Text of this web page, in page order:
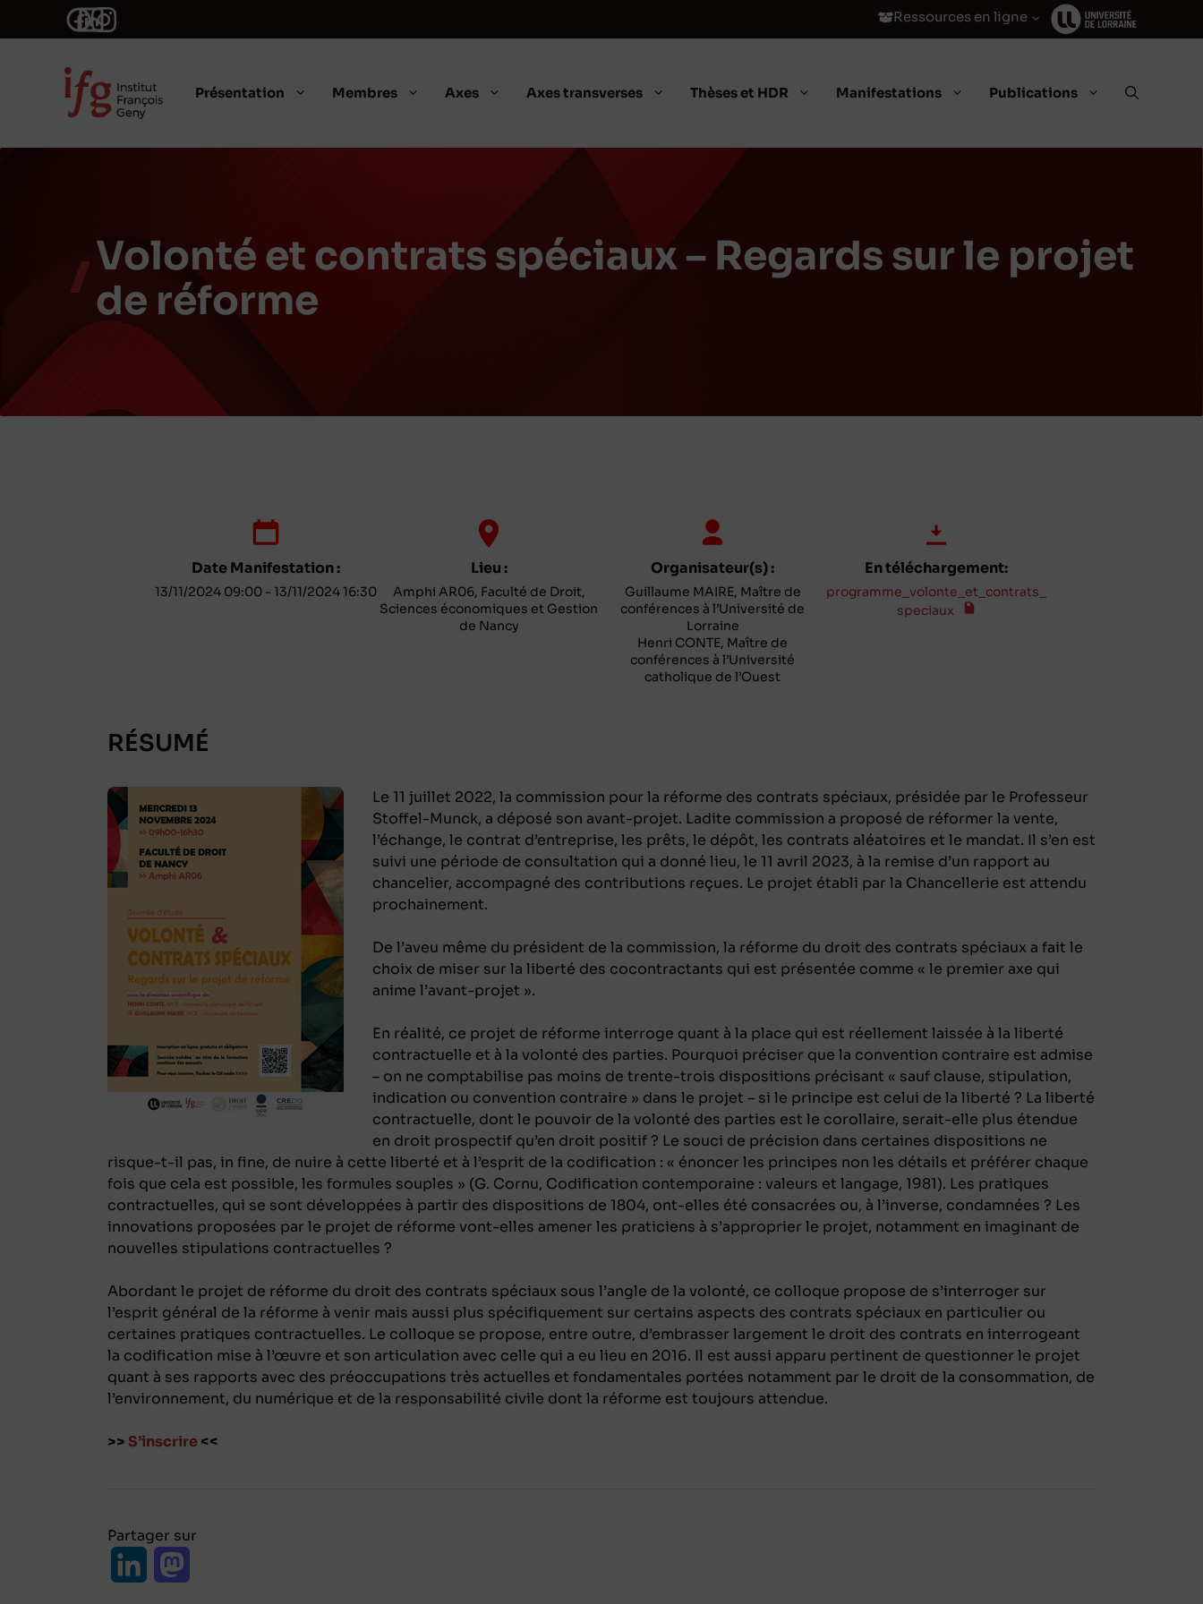
Ressources en ligne
Présentation Membres Axes Axes transverses Thèses et HDR Manifestations Publications
Volonté et contrats spéciaux – Regards sur le projet
de réforme
Date Manifestation :
13/11/2024 09:00 - 13/11/2024 16:30
Lieu :
Amphi AR06, Faculté de Droit,
Sciences économiques et Gestion
de Nancy
Organisateur(s) :
Guillaume MAIRE, Maître de
conférences à l’Université de
Lorraine
Henri CONTE, Maître de
conférences à l’Université
catholique de l’Ouest
En téléchargement:
programme_volonte_et_contrats_
speciaux
RÉSUMÉ
Le 11 juillet 2022, la commission pour la réforme des contrats spéciaux, présidée par le Professeur
Stoffel-Munck, a déposé son avant-projet. Ladite commission a proposé de réformer la vente,
l’échange, le contrat d’entreprise, les prêts, le dépôt, les contrats aléatoires et le mandat. Il s’en est
suivi une période de consultation qui a donné lieu, le 11 avril 2023, à la remise d’un rapport au
chancelier, accompagné des contributions reçues. Le projet établi par la Chancellerie est attendu
prochainement.
De l’aveu même du président de la commission, la réforme du droit des contrats spéciaux a fait le
choix de miser sur la liberté des cocontractants qui est présentée comme « le premier axe qui
anime l’avant-projet ».
En réalité, ce projet de réforme interroge quant à la place qui est réellement laissée à la liberté
contractuelle et à la volonté des parties. Pourquoi préciser que la convention contraire est admise
– on ne comptabilise pas moins de trente-trois dispositions précisant « sauf clause, stipulation,
indication ou convention contraire » dans le projet – si le principe est celui de la liberté ? La liberté
contractuelle, dont le pouvoir de la volonté des parties est le corollaire, serait-elle plus étendue
en droit prospectif qu’en droit positif ? Le souci de précision dans certaines dispositions ne
risque-t-il pas, in fine, de nuire à cette liberté et à l’esprit de la codification : « énoncer les principes non les détails et préférer chaque
fois que cela est possible, les formules souples » (G. Cornu, Codification contemporaine : valeurs et langage, 1981). Les pratiques
contractuelles, qui se sont développées à partir des dispositions de 1804, ont-elles été consacrées ou, à l’inverse, condamnées ? Les
innovations proposées par le projet de réforme vont-elles amener les praticiens à s’approprier le projet, notamment en imaginant de
nouvelles stipulations contractuelles ?
Abordant le projet de réforme du droit des contrats spéciaux sous l’angle de la volonté, ce colloque propose de s’interroger sur
l’esprit général de la réforme à venir mais aussi plus spécifiquement sur certains aspects des contrats spéciaux en particulier ou
certaines pratiques contractuelles. Le colloque se propose, entre outre, d’embrasser largement le droit des contrats en interrogeant
la codification mise à l’œuvre et son articulation avec celle qui a eu lieu en 2016. Il est aussi apparu pertinent de questionner le projet
quant à ses rapports avec des préoccupations très actuelles et fondamentales portées notamment par le droit de la consommation, de
l’environnement, du numérique et de la responsabilité civile dont la réforme est toujours attendue.
>> S’inscrire<<
Partager sur